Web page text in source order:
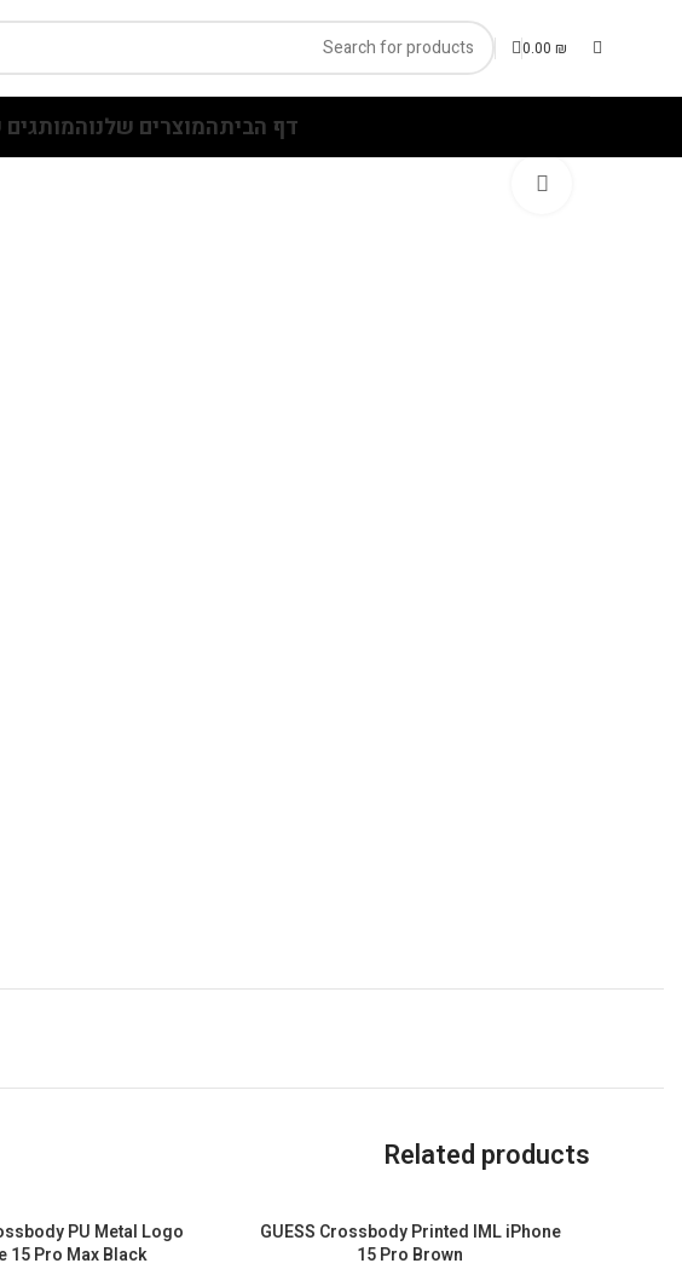
0.00 ₪
דף הביתהמוצרים שלנוהמותגים
Related products
GUESS Crossbody Printed IML iPhone
15 Pro Brown
PU Metal Logo
15 Pro Max Black